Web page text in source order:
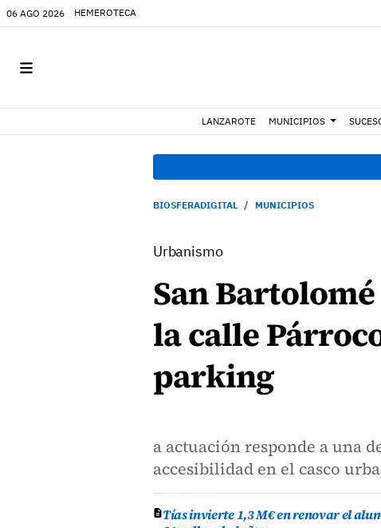
06 AGO 2026 HEMEROTECA
LANZAROTE MUNICIPIOS
BIOSFERADIGITAL MUNICIPIOS
Urbanismo
San
la calle
parking
a actuación responde a una
accesibilidad en el casco
Tías invierte 1,3 M€ en renovar el